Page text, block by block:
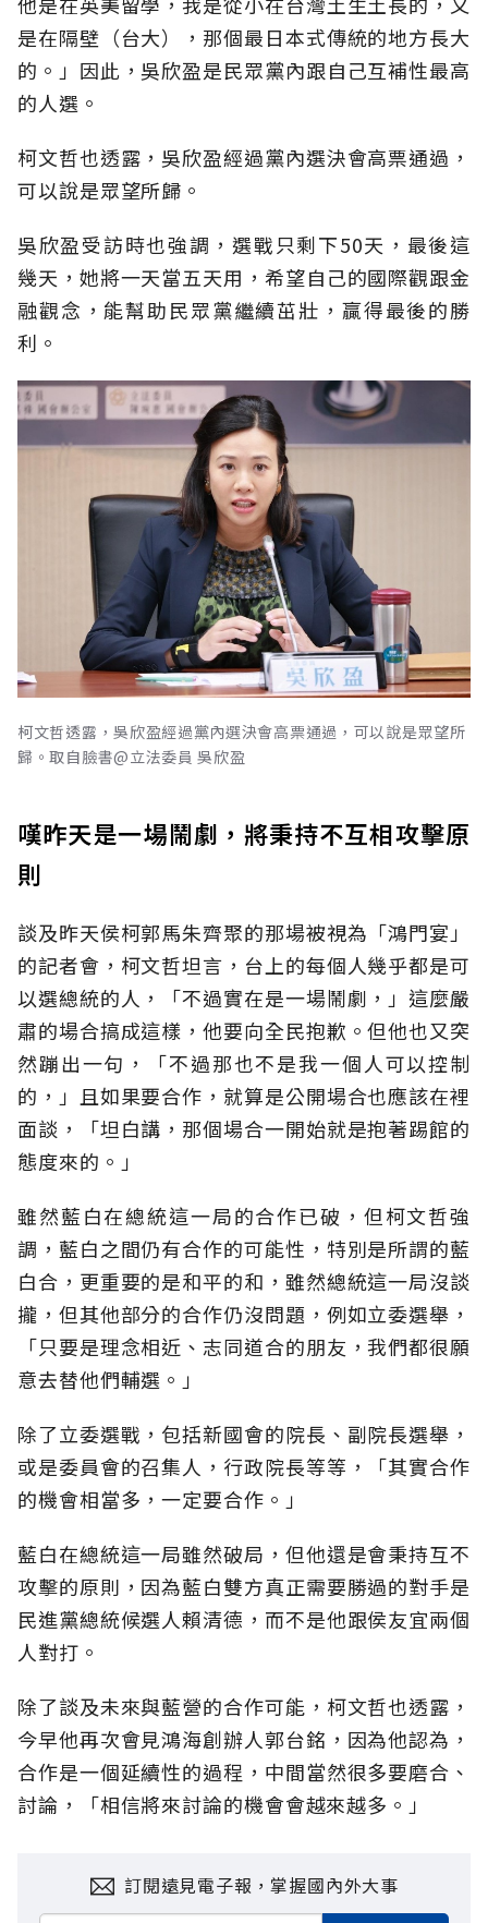
是在隔壁（台大），那個最日本式傳統的地方長大
的。」因此，吳欣盈是民眾黨內跟自己互補性最高
的人選。
柯文哲也透露，吳欣盈經過黨內選決會高票通過，
可以說是眾望所歸。
吳欣盈受訪時也強調，選戰只剩下50天，最後這
幾天，她將一天當五天用，希望自己的國際觀跟金
融觀念，能幫助民眾黨繼續茁壯，贏得最後的勝
利。
柯文哲透露，吳欣盈經過黨內選決會高票通過，可以說是眾望所
歸。取自臉書@立法委員 吳欣盈
嘆昨天是一場鬧劇，將秉持不互相攻擊原
則
談及昨天侯柯郭馬朱齊聚的那場被視為「鴻門宴」
的記者會，柯文哲坦言，台上的每個人幾乎都是可
以選總統的人，「不過實在是一場鬧劇，」這麼嚴
肅的場合搞成這樣，他要向全民抱歉。但他也又突
然蹦出一句，「不過那也不是我一個人可以控制
的，」且如果要合作，就算是公開場合也應該在裡
面談，「坦白講，那個場合一開始就是抱著踢館的
態度來的。」
雖然藍白在總統這一局的合作已破，但柯文哲強
調，藍白之間仍有合作的可能性，特別是所謂的藍
白合，更重要的是和平的和，雖然總統這一局沒談
攏，但其他部分的合作仍沒問題，例如立委選舉，
「只要是理念相近、志同道合的朋友，我們都很願
意去替他們輔選。」
除了立委選戰，包括新國會的院長、副院長選舉，
或是委員會的召集人，行政院長等等，「其實合作
的機會相當多，一定要合作。」
藍白在總統這一局雖然破局，但他還是會秉持互不
攻擊的原則，因為藍白雙方真正需要勝過的對手是
民進黨總統候選人賴清德，而不是他跟侯友宜兩個
人對打。
除了談及未來與藍營的合作可能，柯文哲也透露，
今早他再次會見鴻海創辦人郭台銘，因為他認為，
合作是一個延續性的過程，中間當然很多要磨合、
討論，「相信將來討論的機會會越來越多。」
訂閱遠見電子報，掌握國內外大事